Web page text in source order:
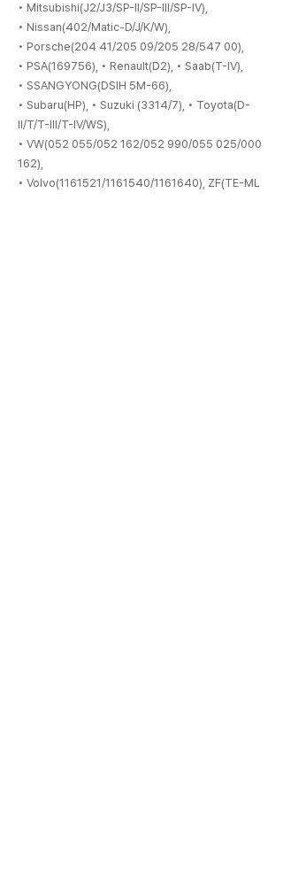
• Mitsubishi(J2/J3/SP-II/SP-III/SP-IV),
• Nissan(402/Matic-D/J/K/W),
• Porsche(204 41/205 09/205 28/547 00),
• PSA(169756), • Renault(D2), • Saab(T-IV),
• SSANGYONG(DSIH 5M-66),
• Subaru(HP), • Suzuki (3314/7), • Toyota(D-
II/T/T-III/T-IV/WS),
• VW(052 055/052 162/052 990/055 025/000
162),
• Volvo(1161521/1161540/1161640), ZF(TE-ML